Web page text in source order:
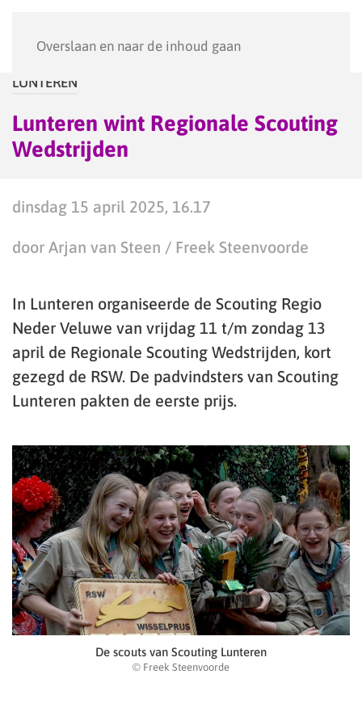
Overslaan en naar de inhoud gaan
LUNTEREN
Lunteren wint Regionale Scouting
Wedstrijden
dinsdag 15 april 2025, 16.17
door Arjan van Steen / Freek Steenvoorde
In Lunteren organiseerde de Scouting Regio
Neder Veluwe van vrijdag 11 t/m zondag 13
april de Regionale Scouting Wedstrijden, kort
gezegd de RSW. De padvindsters van Scouting
Lunteren pakten de eerste prijs.
De scouts van Scouting Lunteren
© Freek Steenvoorde